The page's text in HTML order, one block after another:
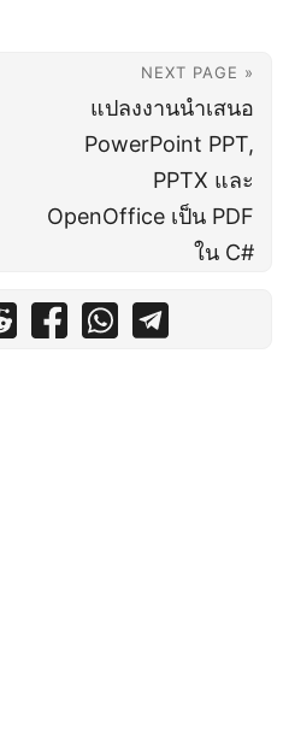
NEXT PAGE »
แปลงงานนำเสนอ
PowerPoint PPT,
PPTX และ
OpenOffice เป็น PDF
ใน C#